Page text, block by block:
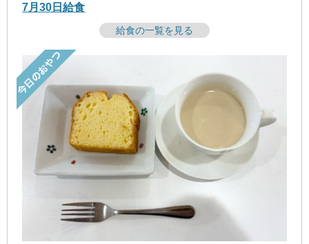
7月30日給食
給食の一覧を見る